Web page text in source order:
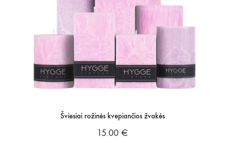
Šviesiai rožinės kvepiančios žvakės
15.00 €